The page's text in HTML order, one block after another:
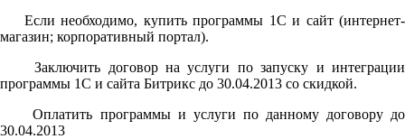
необходимо, купить программы 1С и сайт (интернет-
магазин; корпоративный портал).
договор на услуги по запуску и интеграции
программы 1С и сайта Битрикс до 30.04.2013 со скидкой.
программы и услуги по данному договору до
30.04.2013